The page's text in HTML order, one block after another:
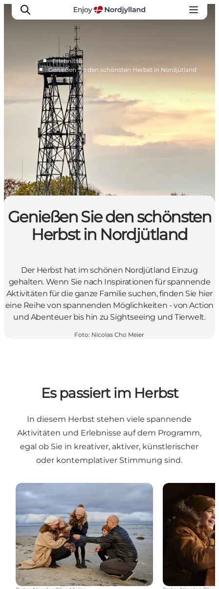
Erlebnisse
Reiseplanung
Destinationen
Guides
Veranstaltungen
Für Kinder
… ■
Erlebnisse
■
Genießen Sie den schönsten Herbst in Nordjütland
Genießen Sie den schönsten
Herbst in Nordjütland
Der Herbst hat im schönen Nordjütland Einzug
gehalten. Wenn Sie nach Inspirationen für spannende
Aktivitäten für die ganze Familie suchen, finden Sie hier
eine Reihe von spannenden Möglichkeiten - von Action
und Abenteuer bis hin zu Sightseeing und Tierwelt.
Foto: Nicolas Cho Meier
Es passiert im Herbst
In diesem Herbst stehen viele spannende
Aktivitäten und Erlebnisse auf dem Programm,
egal ob Sie in kreativer, aktiver, künstlerischer
oder kontemplativer Stimmung sind.
Unsere Empfehlungen für Herbstaktivitäten in
Herbstferien